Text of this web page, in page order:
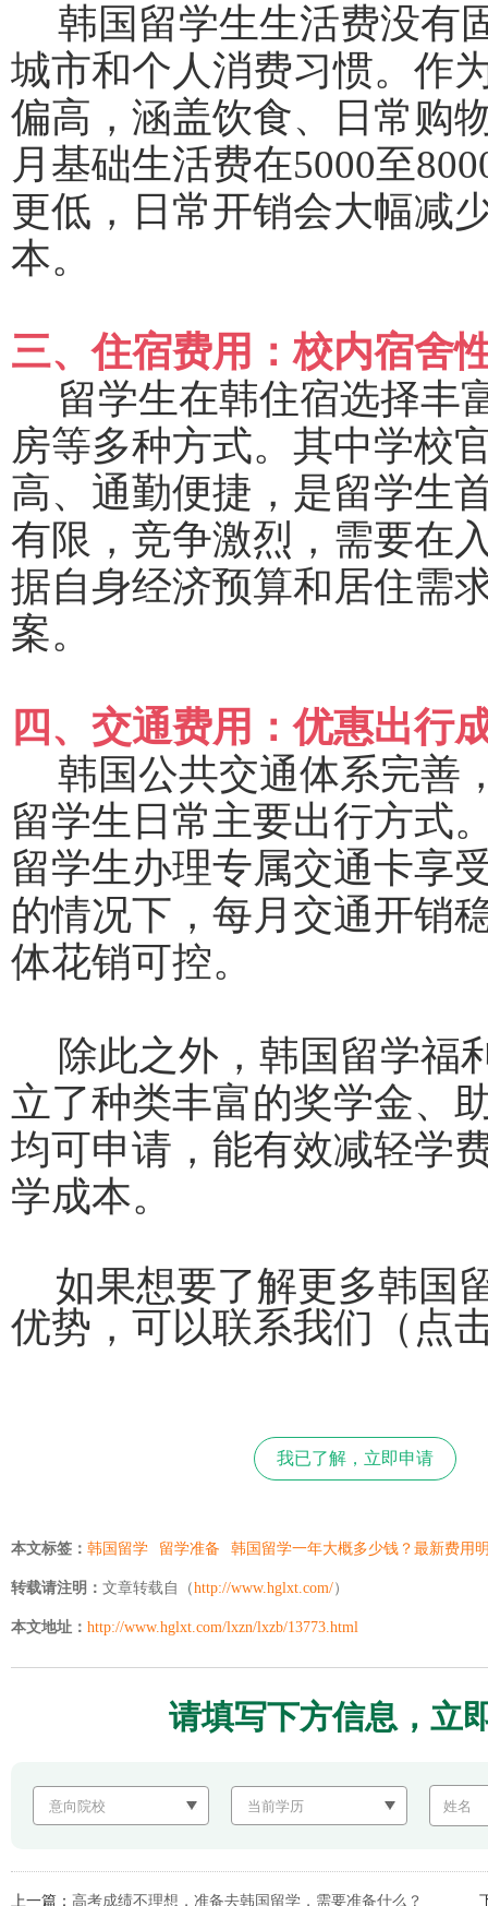
韩国留学生生活费没有
城市和个人消费习惯。作
偏高，涵盖饮食、日常购
月基础生活费在5000至
更低，日常开销会大幅减
本。
三、住宿费用：校内宿舍
留学生在韩住宿选择丰
房等多种方式。其中学校
高、通勤便捷，是留学生
有限，竞争激烈，需要在
据自身经济预算和居住需
案。
四、交通费用：优惠出行
韩国公共交通体系完善
留学生日常主要出行方式
留学生办理专属交通卡享
的情况下，每月交通开销
体花销可控。
除此之外，韩国留学福
立了种类丰富的奖学金、
均可申请，能有效减轻学
学成本。
如果想要了解更多韩国
优势，可以联系我们（点
我已了解，立即申请
本文标签： 韩国留学 留学准备 韩国留学一年大概多少钱？最新费用
转载请注明： 文章转载自（http://www.hglxt.com/）
本文地址： http://www.hglxt.com/lxzn/lxzb/13773.html
请填写下方信息，立
上一篇： 高考成绩不理想，准备去韩国留学，需要准备什么？